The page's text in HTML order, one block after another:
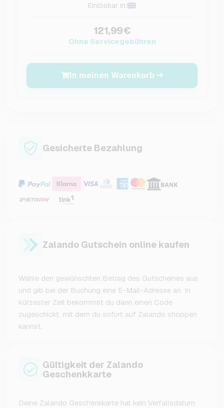
Einlösbar in:
121,99€
Ohne Servicegebühren
In meinen Warenkorb
Gesicherte Bezahlung
Zalando Gutschein online kaufen
Wähle den gewünschten Betrag des Gutscheines aus
und gib bei der Buchung eine E-Mail-Adresse an. In
kürzester Zeit bekommst du dann einen Code
zugeschickt, mit dem du sofort auf Zalando shoppen
kannst.
Gültigkeit der Zalando
Geschenkkarte
Deine Zalando Geschenkkarte hat kein Verfallsdatum